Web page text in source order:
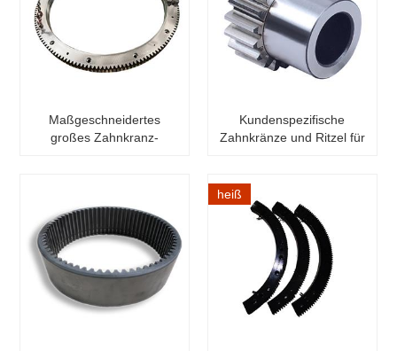
Maßgeschneidertes
großes Zahnkranz-
Kundenspezifische
Zahnkränze und Ritzel für
heiß